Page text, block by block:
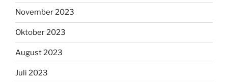
November 2023
Oktober 2023
August 2023
Juli 2023